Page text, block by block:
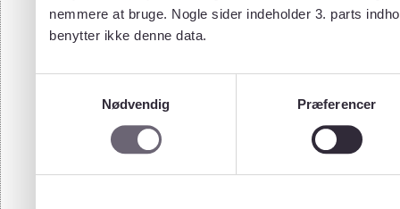
nemmere at bruge. Nogle sider indeholder 3. parts
benytter ikke denne data.
Nødvendig
Præferencer